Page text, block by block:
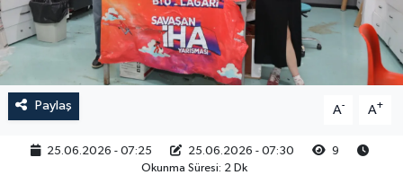
Paylaş A- A+
25.06.2026 - 07:25 25.06.2026 - 07:30
9
Okunma Süresi: 2 Dk
RESMİ İLAN